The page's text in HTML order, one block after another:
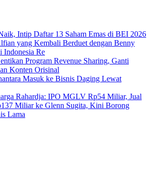
Intip Daftar 13 Saham Emas di BEI 2026
yang Kembali Berduet dengan Benny
Indonesia Re
Program Revenue Sharing, Ganti
Konten Orisinal
Masuk ke Bisnis Daging Lewat
Rahardja: IPO MGLV Rp54 Miliar, Jual
Miliar ke Glenn Sugita, Kini Borong
Lama